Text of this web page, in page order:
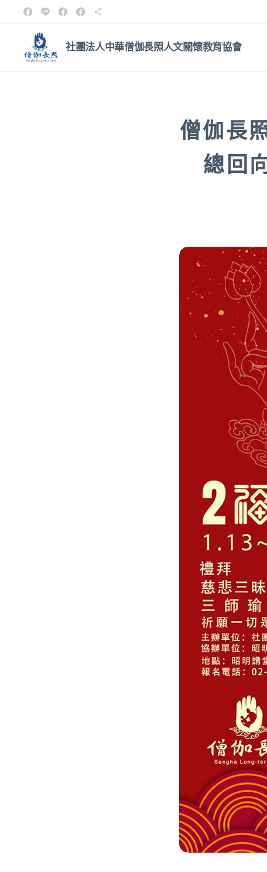
社團法人中華僧伽長照人文關懷教育協會
僧伽長
總回